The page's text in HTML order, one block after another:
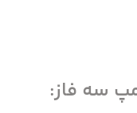
سه فاز: